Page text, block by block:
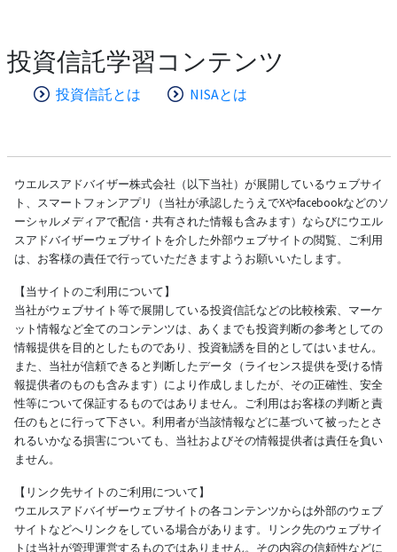
投資信託学習コンテンツ
投資信託とは NISAとは
ウエルスアドバイザー株式会社（以下当社）が展開しているウェブサイ
ト、スマートフォンアプリ（当社が承認したうえでXやfacebookなどのソ
ーシャルメディアで配信・共有された情報も含みます）ならびにウエル
スアドバイザーウェブサイトを介した外部ウェブサイトの閲覧、ご利用
は、お客様の責任で行っていただきますようお願いいたします。
【当サイトのご利用について】
当社がウェブサイト等で展開している投資信託などの比較検索、マーケ
ット情報など全てのコンテンツは、あくまでも投資判断の参考としての
情報提供を目的としたものであり、投資勧誘を目的としてはいません。
また、当社が信頼できると判断したデータ（ライセンス提供を受ける情
報提供者のものも含みます）により作成しましたが、その正確性、安全
性等について保証するものではありません。ご利用はお客様の判断と責
任のもとに行って下さい。利用者が当該情報などに基づいて被ったとさ
れるいかなる損害についても、当社およびその情報提供者は責任を負い
ません。
【リンク先サイトのご利用について】
ウエルスアドバイザーウェブサイトの各コンテンツからは外部のウェブ
サイトなどへリンクをしている場合があります。リンク先のウェブサイ
トは当社が管理運営するものではありません。その内容の信頼性などに